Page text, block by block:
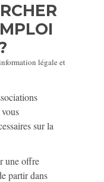
légale et
sur la
une offre
partir dans